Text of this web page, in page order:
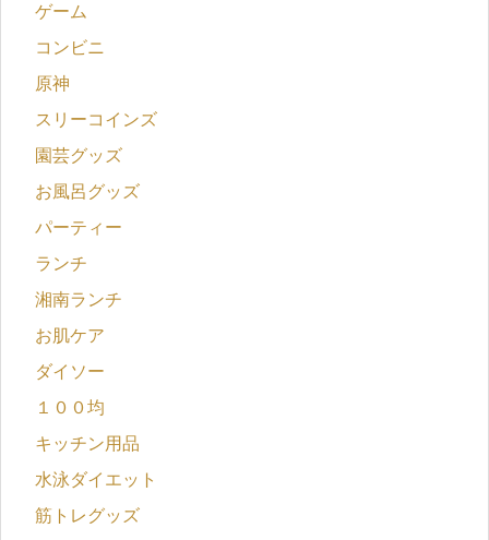
ゲーム
コンビニ
原神
スリーコインズ
園芸グッズ
お風呂グッズ
パーティー
ランチ
湘南ランチ
お肌ケア
ダイソー
１００均
キッチン用品
水泳ダイエット
筋トレグッズ